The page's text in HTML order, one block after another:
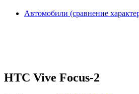
Автомобили (сравнение
HTC Vive Focus-2